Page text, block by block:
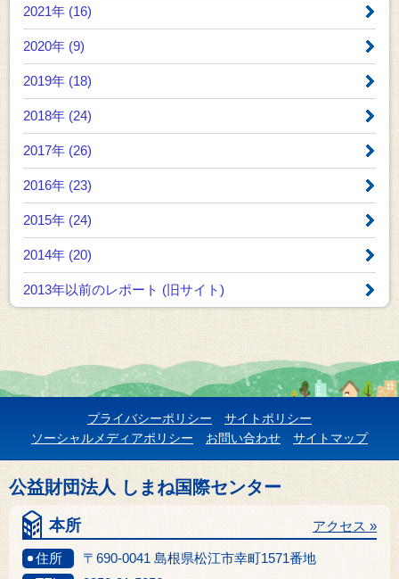
2021年 (16)
2020年 (9)
2019年 (18)
2018年 (24)
2017年 (26)
2016年 (23)
2015年 (24)
2014年 (20)
2013年以前のレポート (旧サイト)
プライバシーポリシー
サイトポリシー
ソーシャルメディアポリシー
お問い合わせ サイトマップ
公益財団法人 しまね国際センター
本所
住所 〒690-0041 島根県松江市幸町1571番地
アクセス »